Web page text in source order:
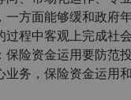
方面能够缓和政府
程中客观上完成社会
险资金运用要防范
务，保险资金运用